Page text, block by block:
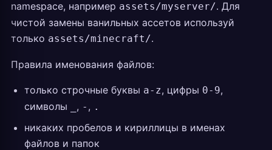
namespace, например assets/myserver/. Для
чистой замены ванильных ассетов используй
только assets/minecraft/.
Правила именования файлов:
только строчные буквы a-z, цифры 0-9,
символы
, - , .
никаких пробелов и кириллицы в именах
файлов и папок